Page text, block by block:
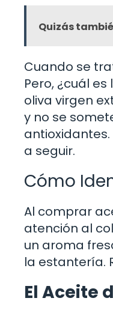
Quizás
Cuando se
Pero, ¿cuál
oliva virgen
y no se
a seguir.
Cómo
Al comprar
atención al
un aroma
la estantería.
El Aceite